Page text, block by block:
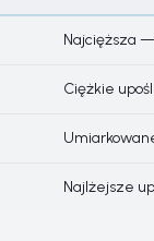
Najcięższa
Ciężkie
Najlżejsze